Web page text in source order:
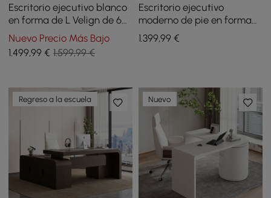
Escritorio ejecutivo blanco
en forma de L Velign de 65
pulgadas con gabinete
lateral derecho
Nuevo Precio Más Bajo
1.499,99 € 1.599,99 €
Escritorio ejecutivo
moderno de pie en forma
de L de 72 pulgadas
blanqueado, con elevador
1.399,99€
Regreso a la escuela Nuevo